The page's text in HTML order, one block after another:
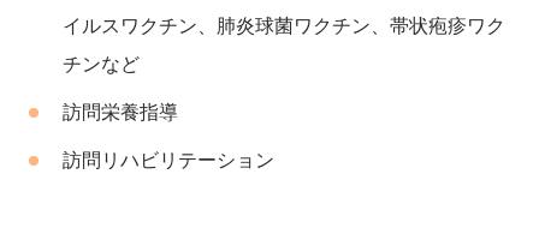
イルスワクチン、肺炎球菌ワクチン、帯状疱疹ワク
チンなど
訪問栄養指導
訪問リハビリテーション